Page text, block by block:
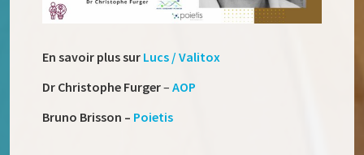
En savoir plus sur Lucs / Valitox
Dr Christophe Furger–AOP
Bruno Brisson – Poietis